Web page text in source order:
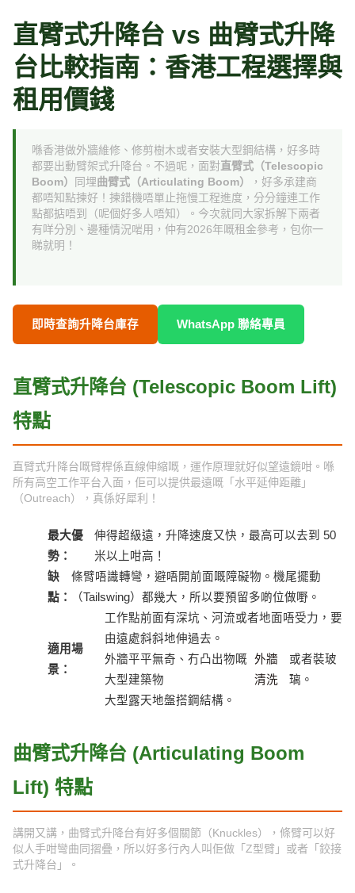
直臂式升降台 vs 曲臂式升降
台比較指南：香港工程選擇與
租用價錢
喺香港做外牆維修、修剪樹木或者安裝大型鋼結構，好多時
都要出動臂架式升降台。不過呢，面對直臂式（Telescopic
Boom）
同埋曲臂式（Articulating Boom）
，好多承建商
都唔知點揀好！揀錯機唔單止拖慢工程進度，分分鐘連工作
點都掂唔到（呢個好多人唔知）。今次就同大家拆解下兩者
有咩分別、邊種情況啱用，仲有2026年嘅租金參考，包你一
睇就明！
即時查詢升降台庫存 WhatsApp 聯絡專員
直臂式升降台 (Telescopic Boom Lift)
特點
直臂式升降台嘅臂桿係直線伸縮嘅，運作原理就好似望遠鏡咁。喺
所有高空工作平台入面，佢可以提供最遠嘅「水平延伸距離」
（Outreach），真係好犀利！
最大優
勢：
伸得超級遠，升降速度又快，最高可以去到 50
米以上咁高！
缺
點：
條臂唔識轉彎，避唔開前面嘅障礙物。機尾擺動
（Tailswing）都幾大，所以要預留多啲位做嘢。
適用場
景：
工作點前面有深坑、河流或者地面唔受力，要
由遠處斜斜地伸過去。
外牆平平無奇、冇凸出物嘅
大型建築物
外牆
清洗
或者裝玻
璃。
大型露天地盤搭鋼結構。
曲臂式升降台 (Articulating Boom
Lift) 特點
講開又講，曲臂式升降台有好多個關節（Knuckles），條臂可以好
似人手咁彎曲同摺疊，所以好多行內人叫佢做「Z型臂」或者「鉸接
式升降台」。